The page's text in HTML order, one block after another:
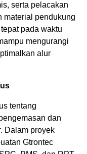
serta pelacakan
material pendukung
pada waktu
mengurangi
alur
tentang
dan
Dalam proyek
Gtrontec